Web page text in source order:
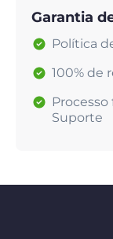
Garantia
Política
100% de
Suporte